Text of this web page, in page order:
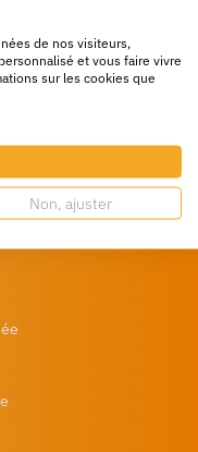
de nos visiteurs,
et vous faire vivre
sur les cookies que
Non, ajuster